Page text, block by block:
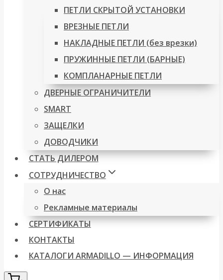
ПЕТЛИ СКРЫТОЙ УСТАНОВКИ
ВРЕЗНЫЕ ПЕТЛИ
НАКЛАДНЫЕ ПЕТЛИ (без врезки)
ПРУЖИННЫЕ ПЕТЛИ (БАРНЫЕ)
КОМПЛАНАРНЫЕ ПЕТЛИ
ДВЕРНЫЕ ОГРАНИЧИТЕЛИ
SMART
ЗАЩЕЛКИ
ДОВОДЧИКИ
СТАТЬ ДИЛЕРОМ
СОТРУДНИЧЕСТВО
О нас
Рекламные материалы
СЕРТИФИКАТЫ
КОНТАКТЫ
КАТАЛОГИ ARMADILLO — ИНФОРМАЦИЯ